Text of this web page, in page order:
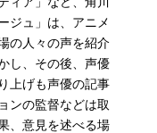
ジュ」は、アニメ
の人々の声を紹介
し、その後、声優
上げも声優の記事
ンの監督などは取
、意見を述べる場